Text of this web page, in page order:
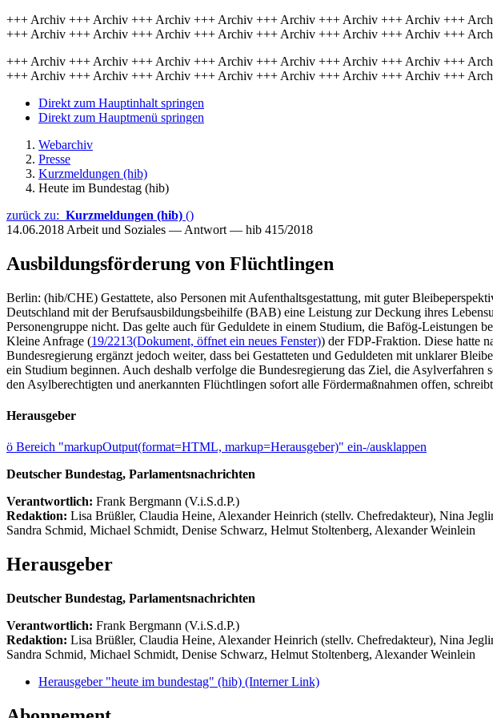
+++ Archiv +++ Archiv +++ Archiv +++ Archiv +++ Archiv +++ Archiv +++ Archiv +++
+++ Archiv +++ Archiv +++ Archiv +++ Archiv +++ Archiv +++ Archiv +++ Archiv +++
+++ Archiv +++ Archiv +++ Archiv +++ Archiv +++ Archiv +++ Archiv +++ Archiv +++
+++ Archiv +++ Archiv +++ Archiv +++ Archiv +++ Archiv +++ Archiv +++ Archiv +++
Direkt zum Hauptinhalt springen
Direkt zum Hauptmenü springen
Webarchiv
Presse
Kurzmeldungen (hib)
Heute im Bundestag (hib)
zurück zu: Kurzmeldungen (hib) ()
14.06.2018 Arbeit und Soziales — Antwort — hib 415/2018
Ausbildungsförderung von Flüchtlingen
Berlin: (hib/CHE) Gestattete, also Personen mit Aufenthaltsgestattung, mit guter
Deutschland mit der Berufsausbildungsbeihilfe (BAB) eine Leistung zur Deckung ihres
Personengruppe nicht. Das gelte auch für Geduldete in einem Studium, die Bafög-Leistungen
Kleine Anfrage (19/2213(Dokument, öffnet ein neues Fenster)) der FDP-Fraktion. Diese hatte
Bundesregierung ergänzt jedoch weiter, dass bei Gestatteten und Geduldeten mit unklarer
ein Studium beginnen. Auch deshalb verfolge die Bundesregierung das Ziel, die
den Asylberechtigten und anerkannten Flüchtlingen sofort alle Fördermaßnahmen offen,
Herausgeber
ö Bereich "markupOutput(format=HTML, markup=Herausgeber)" ein-/ausklappen
Deutscher Bundestag, Parlamentsnachrichten
Verantwortlich: Frank Bergmann (V.i.S.d.P.)
Redaktion: Lisa Brüßler, Claudia Heine, Alexander Heinrich (stellv. Chefredakteur), Nina
Sandra Schmid, Michael Schmidt, Denise Schwarz, Helmut Stoltenberg, Alexander Weinlein
Herausgeber
Deutscher Bundestag, Parlamentsnachrichten
Verantwortlich: Frank Bergmann (V.i.S.d.P.)
Redaktion: Lisa Brüßler, Claudia Heine, Alexander Heinrich (stellv. Chefredakteur), Nina
Sandra Schmid, Michael Schmidt, Denise Schwarz, Helmut Stoltenberg, Alexander Weinlein
Herausgeber "heute im bundestag" (hib) (Interner Link)